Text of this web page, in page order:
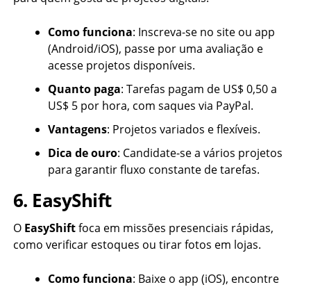
Como funciona: Inscreva-se no site ou app
(Android/iOS), passe por uma avaliação e
acesse projetos disponíveis.
Quanto paga: Tarefas pagam de US$ 0,50 a
US$ 5 por hora, com saques via PayPal.
Vantagens: Projetos variados e flexíveis.
Dica de ouro: Candidate-se a vários projetos
para garantir fluxo constante de tarefas.
6. EasyShift
O EasyShiftfoca em missões presenciais rápidas,
como verificar estoques ou tirar fotos em lojas.
Como funciona: Baixe o app (iOS), encontre